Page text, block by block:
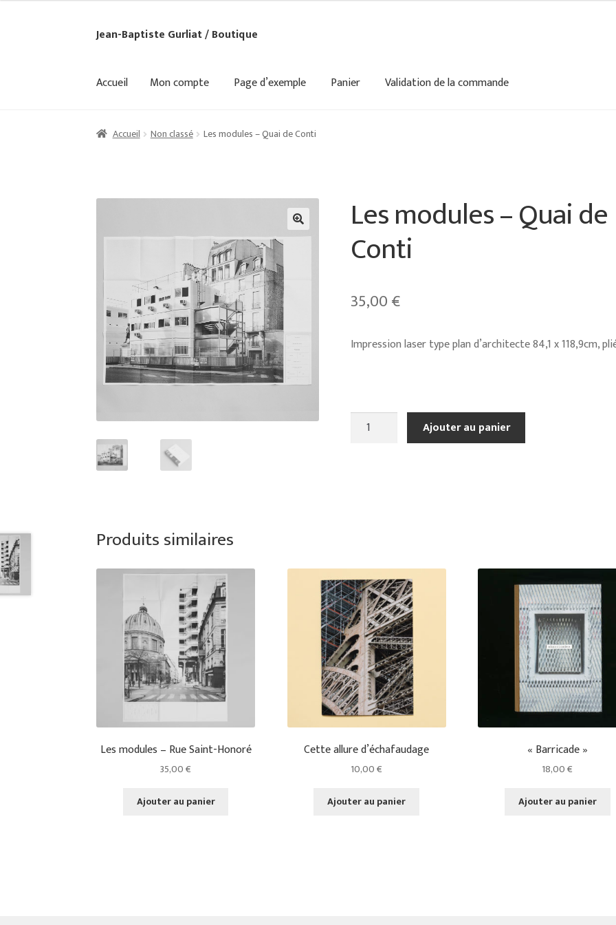
Aller
navigation
Aller
Jean-Baptiste Gurliat / Boutique
Accueil Mon compte Page d’exemple Panier Validation de la commande
AccueilMon comptePage d’exemple Panier Validation de la commande
Accueil Non classé Les modules – Quai de Conti
Les modules – Quai de
Conti
35,00€
Impression laser type plan d’architecte 84,1 x 118,9cm,
quantité
Ajouter au panier
Produits similaires
Les modules – Rue Saint-Honoré
35,00€
Ajouter au panier
Cette allure d’échafaudage
10,00€
Ajouter au panier
« Barricade »
18,00€
Ajouter au panier